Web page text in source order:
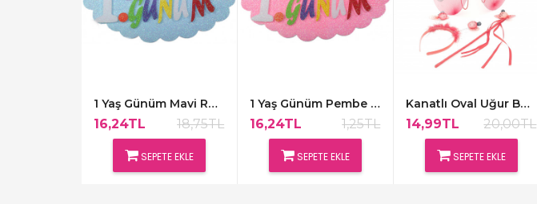
1 Yaş Günüm Mavi Renk Kapı Süsü,48x30cm
16,24TL 18,75TL
SEPETE EKLE
1 Yaş Günüm Pembe Renk Kapı Süsü,48x30cm
16,24TL 1,25TL
SEPETE EKLE
Kanatlı Oval Uğur Böceği Süsleme Kırmızı
14,99TL 20,00TL
SEPETE EKLE